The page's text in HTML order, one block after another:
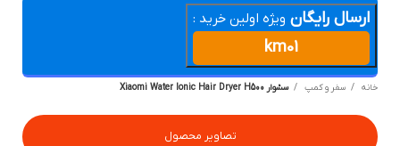
ارسال رایگان ویژه اولین خرید :
km01
سفر و کمپ سشوار Xiaomi Water Ionic Hair Dryer H500
تصاویر محصول